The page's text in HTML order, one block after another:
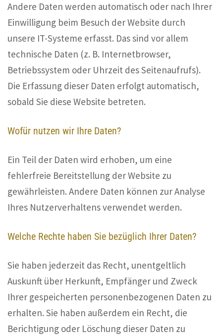
Andere Daten werden automatisch oder nach Ihrer
Einwilligung beim Besuch der Website durch
unsere IT-Systeme erfasst. Das sind vor allem
technische Daten (z. B. Internetbrowser,
Betriebssystem oder Uhrzeit des Seitenaufrufs).
Die Erfassung dieser Daten erfolgt automatisch,
sobald Sie diese Website betreten.
Wofür nutzen wir Ihre Daten?
Ein Teil der Daten wird erhoben, um eine
fehlerfreie Bereitstellung der Website zu
gewährleisten. Andere Daten können zur Analyse
Ihres Nutzerverhaltens verwendet werden.
Welche Rechte haben Sie bezüglich Ihrer Daten?
Sie haben jederzeit das Recht, unentgeltlich
Auskunft über Herkunft, Empfänger und Zweck
Ihrer gespeicherten personenbezogenen Daten zu
erhalten. Sie haben außerdem ein Recht, die
Berichtigung oder Löschung dieser Daten zu